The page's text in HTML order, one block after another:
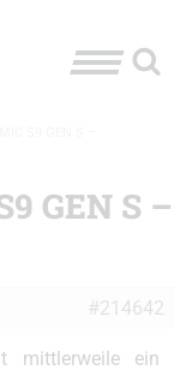
GEN S –
#214642
mittlerweile ein